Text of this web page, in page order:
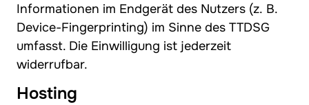
Informationen im Endgerät des Nutzers (z. B.
Device-Fingerprinting) im Sinne des TTDSG
umfasst. Die Einwilligung ist jederzeit
widerrufbar.
Hosting